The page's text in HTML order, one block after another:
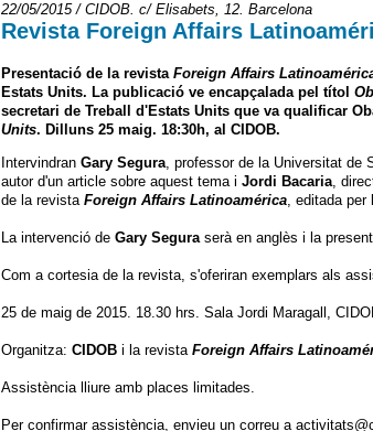
22/05/2015 / CIDOB. c/ Elisabets, 12. Barcelona
Revista Foreign Affairs
Presentació de la revista Foreign Affairs
Estats Units. La publicació ve encapçalada pel títol
secretari de Treball d'Estats Units que va qualificar
Units. Dilluns 25 maig. 18:30h, al CIDOB.
Intervindran Gary Segura, professor de la Universitat de
autor d'un article sobre aquest tema i Jordi Bacaria,
de la revista Foreign Affairs Latinoamérica, editada per
La intervenció de Gary Seguraserà en anglès i la
Com a cortesia de la revista, s'oferiran exemplars als
25 de maig de 2015. 18.30 hrs. Sala Jordi Maragall,
Organitza: CIDOB i la revista Foreign Affairs
Assistència lliure amb places limitades.
Per confirmar assistència, envieu un correu a